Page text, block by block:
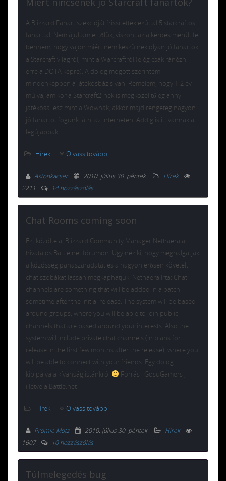
A Blizzard Fanart szekcióját frissítették ezúttal 5 starcraftos
fanarttal. Nem ájultam el tőlük, viszont az a kérdés merült fel
bennem, hogy vajon miért nem készülnek olyan jó fanartok
a Starcraft világról, mint a Warcraftról (elég csak ránézni
erre a DOTA képre). A dolog mögött szerintem
mindenképpen a játékosbázis van. Remélem, hogy 1-2 év
múlva, amikor a Starcraft2-nek is megközelítőleg annyi
játékosa lesz mint a Wownak, akkor majd rengeteg nagyon
jó fanartot fogunk látni az interneten. Addig is itt vannak a
legújabbak.
Hírek Olvass tovább
Astonkacser 2010. július 30. péntek.
Hírek
2211
14 hozzászólás
Chat Rooms coming soon
Ezt közölte a Blizzard Community Manager Nethaera a
hivatalos Battle.net fórumon. Úgy néz ki, hogy meghalgatják
a közösség panaszáradatát és a nagyon erősen követelt
chat szobákat lassan megkaphatjuk. Nethaera írta: Chat
channels are something that will be added in a patch
sometime after the initial release. The system will be based
around groups, where you will be able to join public
channels that are based around your interests. Also the
system will include private chat channels (in plans for
release in the first few months after the release), where you
will be able to connect with your friends. Egy dolog
kipipálva a kívánságlistánkról
Forrás : GosuGamers ;
illetve a Battle.net
Hírek Olvass tovább
Promie Motz 2010. július 30. péntek.
Hírek
1607
10 hozzászólás
Túlmelegedés bug